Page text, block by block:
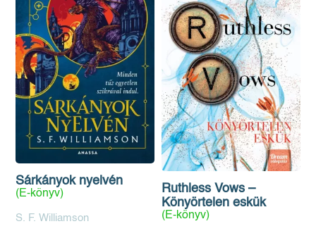
Sárkányok nyelvén
(E-könyv)
S. F. Williamson
Ruthless Vows –
Könyörtelen eskük
(E-könyv)